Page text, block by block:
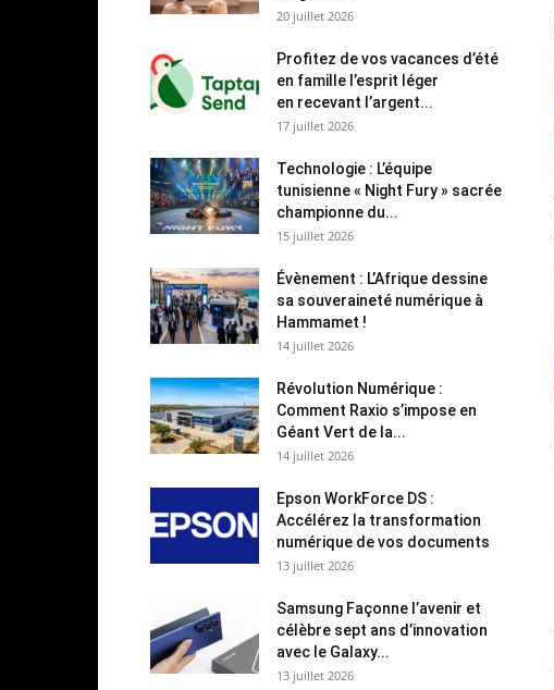
20 juillet 2026
Profitez de vos vacances d’été
en famille l’esprit léger
en recevant l’argent...
17 juillet 2026
Technologie : L’équipe
tunisienne « Night Fury » sacrée
championne du...
15 juillet 2026
Évènement : L’Afrique dessine
sa souveraineté numérique à
Hammamet !
14 juillet 2026
Révolution Numérique :
Comment Raxio s’impose en
Géant Vert de la...
14 juillet 2026
Epson WorkForce DS :
Accélérez la transformation
numérique de vos documents
13 juillet 2026
Samsung Façonne l’avenir et
célèbre sept ans d’innovation
avec le Galaxy...
13 juillet 2026